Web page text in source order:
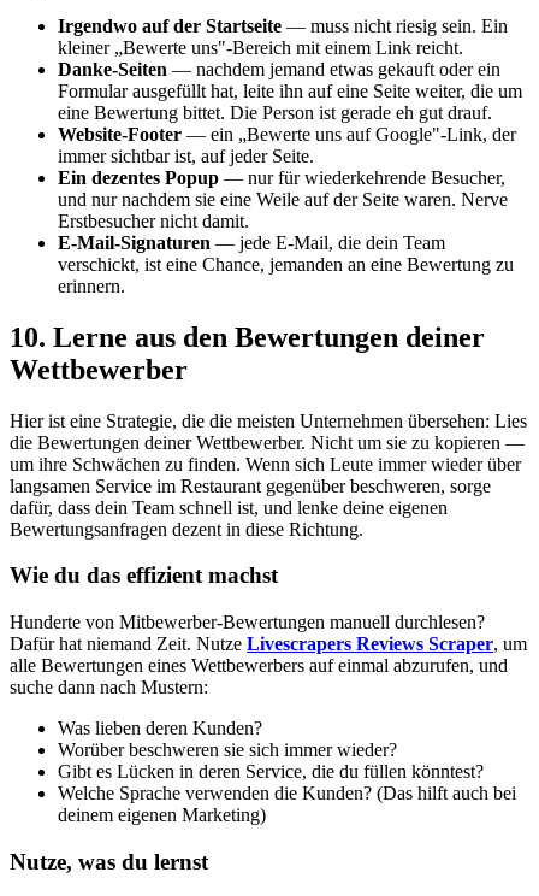
Irgendwo auf der Startseite — muss nicht riesig sein. Ein
kleiner „Bewerte uns"-Bereich mit einem Link reicht.
Danke-Seiten — nachdem jemand etwas gekauft oder ein
Formular ausgefüllt hat, leite ihn auf eine Seite weiter, die um
eine Bewertung bittet. Die Person ist gerade eh gut drauf.
Website-Footer — ein „Bewerte uns auf Google"-Link, der
immer sichtbar ist, auf jeder Seite.
Ein dezentes Popup — nur für wiederkehrende Besucher,
und nur nachdem sie eine Weile auf der Seite waren. Nerve
Erstbesucher nicht damit.
E-Mail-Signaturen — jede E-Mail, die dein Team
verschickt, ist eine Chance, jemanden an eine Bewertung zu
erinnern.
10. Lerne aus den Bewertungen deiner
Wettbewerber
Hier ist eine Strategie, die die meisten Unternehmen übersehen: Lies
die Bewertungen deiner Wettbewerber. Nicht um sie zu kopieren —
um ihre Schwächen zu finden. Wenn sich Leute immer wieder über
langsamen Service im Restaurant gegenüber beschweren, sorge
dafür, dass dein Team schnell ist, und lenke deine eigenen
Bewertungsanfragen dezent in diese Richtung.
Wie du das effizient machst
Hunderte von Mitbewerber-Bewertungen manuell durchlesen?
Dafür hat niemand Zeit. Nutze Livescrapers Reviews Scraper, um
alle Bewertungen eines Wettbewerbers auf einmal abzurufen, und
suche dann nach Mustern:
Was lieben deren Kunden?
Worüber beschweren sie sich immer wieder?
Gibt es Lücken in deren Service, die du füllen könntest?
Welche Sprache verwenden die Kunden? (Das hilft auch bei
deinem eigenen Marketing)
Nutze, was du lernst